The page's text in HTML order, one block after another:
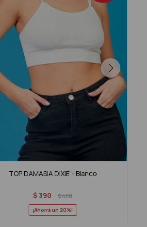
TOP DAMASIA DIXIE - Blanco
$ 390 $490
20